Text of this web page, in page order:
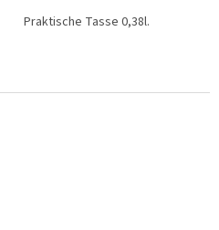
Praktische Tasse 0,38l.